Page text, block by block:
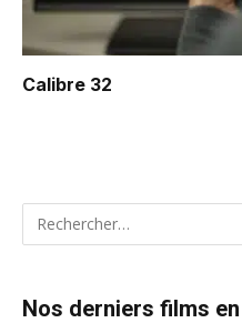
Calibre 32
Nos derniers films